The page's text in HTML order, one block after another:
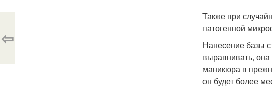
Также при
патогенной
Нанесение базы
выравнивать, она
маникюра в
он будет более
⇦